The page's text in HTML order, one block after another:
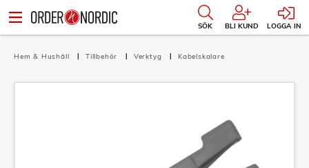
SÖK BLI KUND LOGGA IN
Hem & Hushåll Tillbehör Verktyg Kabelskalare